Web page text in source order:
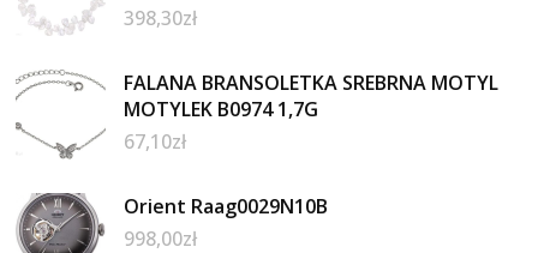
398,30zł
FALANA BRANSOLETKA SREBRNA MOTYL
MOTYLEK B0974 1,7G
67,10zł
Orient Raag0029N10B
998,00zł